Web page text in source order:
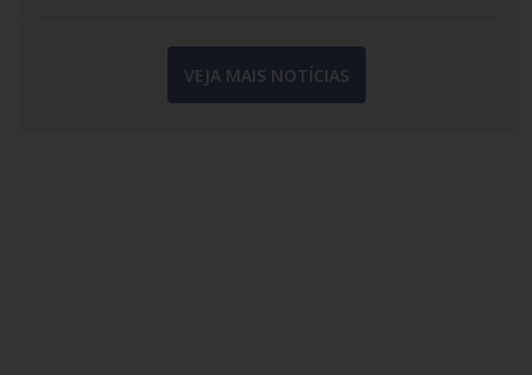
VEJA MAIS NOTÍCIAS